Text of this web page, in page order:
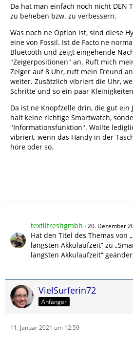
Da hat man einfach noch nicht DEN
zu beheben bzw. zu verbessern.
Was noch ne Option ist, sind diese
eine von Fossil. Ist de Facto ne
Bluetooth und zeigt eingehende
"Zeigerpositionen" an. Ruft mich
Zeiger auf 8 Uhr, ruft mein Freund
weiter. Zusätzlich vibriert die Uhr,
Schritte und so ein paar
Da ist ne Knopfzelle drin, die gut ein
halt keine richtige Smartwatch,
"Informationsfunktion". Wollte
vibriert, wenn das Handy in der
höre oder so.
textilfreshgmbh 20. Dezember
Hat den Titel des Themas von
längsten Akkulaufzeit“ zu
längsten Akkulaufzeit“
VielSurferin72
Anfänger
11. Januar 2021 um 12:59